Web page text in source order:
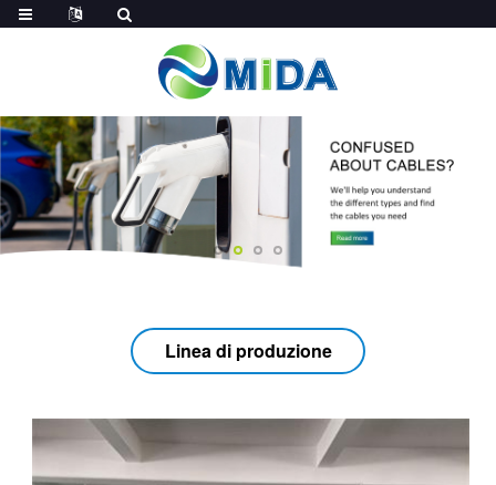
Linea di produzione